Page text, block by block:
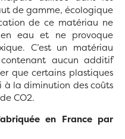
de gamme, écologique
de ce matériau ne
en eau et ne provoque
C’est un matériau
aucun additif
que certains plastiques
la diminution des coûts
CO2.
en France par